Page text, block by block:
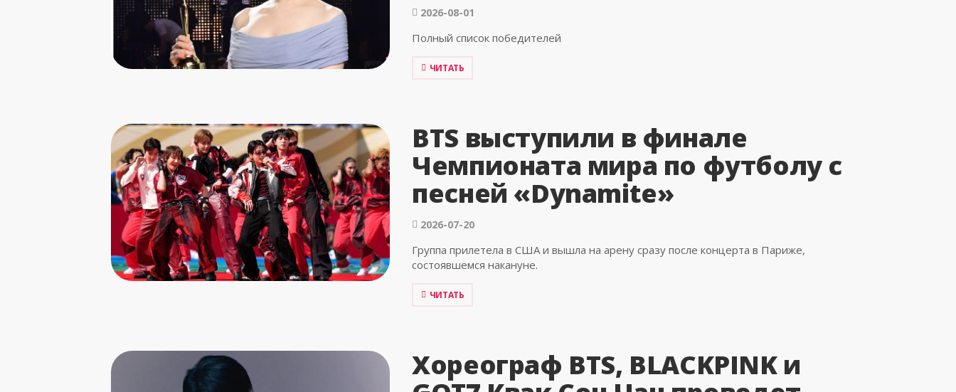
2026-08-01
Полный список победителей
ЧИТАТЬ
BTS выступили в финале
Чемпионата мира по футболу с
песней «Dynamite»
2026-07-20
Группа прилетела в США и вышла на арену сразу после концерта в Париже,
состоявшемся накануне.
ЧИТАТЬ
Хореограф BTS, BLACKPINK и